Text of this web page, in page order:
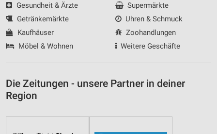
Gesundheit & Ärzte
Getränkemärkte
Kaufhäuser
Möbel & Wohnen
Supermärkte
Uhren & Schmuck
Zoohandlungen
Weitere Geschäfte
Die Zeitungen - unsere Partner in deiner
Region